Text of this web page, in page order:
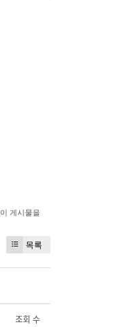
이 게시물을
목록
조회 수